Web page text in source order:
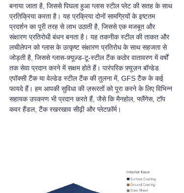
बनाया जाता है, जिससे पिघला हुआ ग्लास स्टील प्लेट की सतह के साथ
प्रतिक्रिया करता है। यह प्रक्रिया दोनों सामग्रियों के इष्टतम
प्रदर्शन का पूरी तरह से लाभ उठाती है, जिससे एक मजबूत और
संक्षारण प्रतिरोधी बंधन बनता है। यह तकनीक स्टील की ताकत और
लचीलेपन को ग्लास के उत्कृष्ट संक्षारण प्रतिरोध के साथ सहजता से
जोड़ती है, जिससे ग्लास-फ़्यूज़्ड-टू-स्टील टैंक कठोर वातावरण में वर्षों
तक सेवा प्रदान करने में सक्षम होते हैं। पारंपरिक फ़्यूज़न बॉन्डेड
एपॉक्सी टैंक या वेल्डेड स्टील टैंक की तुलना में, GFS टैंक के कई
फायदे हैं। हम आपकी सुविधा की ज़रूरतों को पूरा करने के लिए विभिन्न
सहायक उपकरण भी प्रदान करते हैं, जैसे कि मैनहोल, फ्लैंगेस, टॉप
कवर हैंडल, टैंक रखरखाव सीढ़ी और प्लेटफ़ॉर्म।